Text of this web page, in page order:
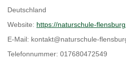
Deutschland
Website: https://naturschule-
E-Mail: kontakt@naturschule-
Telefonnummer: 017680472549